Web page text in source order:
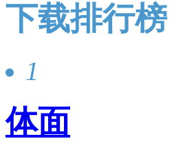
下载排行榜
1
体面